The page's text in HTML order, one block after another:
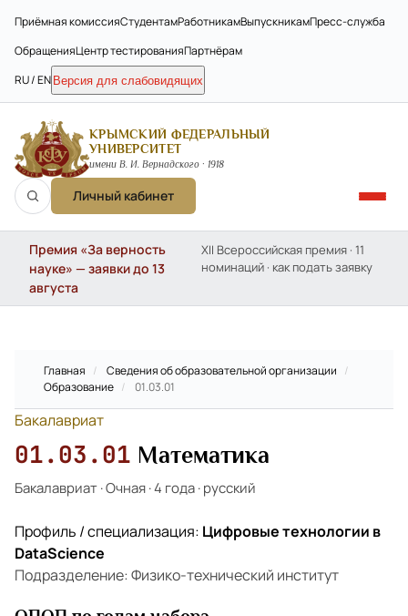
Приёмная комиссияСтудентамРаботникамВыпускникамПресс-служба
ОбращенияЦентр тестированияПартнёрам
RU / EN Версия для слабовидящих
КРЫМСКИЙ ФЕДЕРАЛЬНЫЙ
УНИВЕРСИТЕТ
имени В. И. Вернадского · 1918
Личный кабинет
Премия «За верность
науке» — заявки до 13
августа
XII Всероссийская премия · 11
номинаций · как подать заявку
Главная / Сведения об образовательной организации /
Образование / 01.03.01
Бакалавриат
01.03.01 Математика
Бакалавриат·Очная·4 года·русский
Профиль / специализация: Цифровые технологии в
DataScienсe
Подразделение: Физико-технический институт